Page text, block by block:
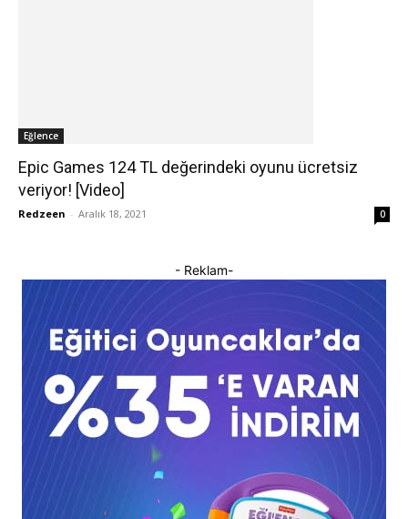
Eğlence
Epic Games 124 TL değerindeki oyunu ücretsiz
veriyor! [Video]
Redzeen - Aralık 18, 2021 0
- Reklam-